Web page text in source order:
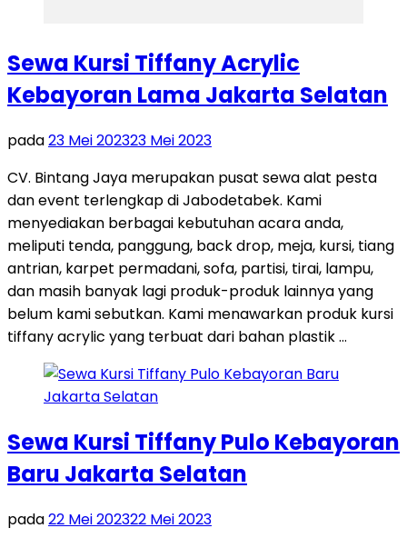
Sewa Kursi Tiffany Acrylic
Kebayoran Lama Jakarta Selatan
pada23 Mei 202323 Mei 2023
CV. Bintang Jaya merupakan pusat sewa alat pesta
dan event terlengkap di Jabodetabek. Kami
menyediakan berbagai kebutuhan acara anda,
meliputi tenda, panggung, back drop, meja, kursi, tiang
antrian, karpet permadani, sofa, partisi, tirai, lampu,
dan masih banyak lagi produk-produk lainnya yang
belum kami sebutkan. Kami menawarkan produk kursi
tiffany acrylic yang terbuat dari bahan plastik …
Sewa Kursi Tiffany Pulo Kebayoran
Baru Jakarta Selatan
pada22 Mei 202322 Mei 2023